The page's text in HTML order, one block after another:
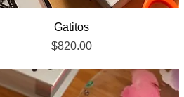
Vista rápida
Gatitos
Precio
$820.00